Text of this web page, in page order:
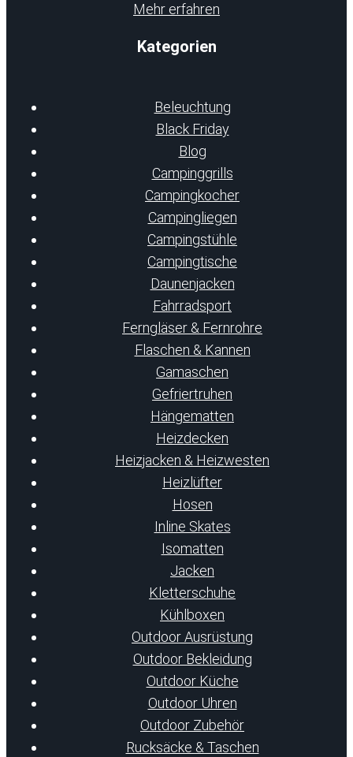
Mehr erfahren
Kategorien
Beleuchtung
Black Friday
Blog
Campinggrills
Campingkocher
Campingliegen
Campingstühle
Campingtische
Daunenjacken
Fahrradsport
Ferngläser & Fernrohre
Flaschen & Kannen
Gamaschen
Gefriertruhen
Hängematten
Heizdecken
Heizjacken & Heizwesten
Heizlüfter
Hosen
Inline Skates
Isomatten
Jacken
Kletterschuhe
Kühlboxen
Outdoor Ausrüstung
Outdoor Bekleidung
Outdoor Küche
Outdoor Uhren
Outdoor Zubehör
Rucksäcke & Taschen